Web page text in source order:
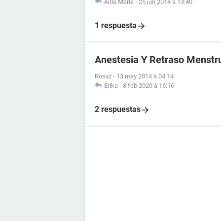
Aída María - 25 jun 2014 à 13:40
1 respuesta
Anestesia Y Retraso
Rosxz - 13 may 2014 à 04:14
Erika - 8 feb 2020 à 16:16
2 respuestas